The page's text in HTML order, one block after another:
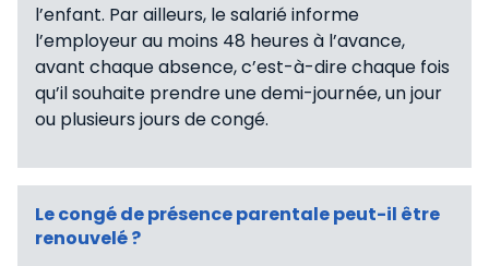
l’enfant. Par ailleurs, le salarié informe
l’employeur au moins 48 heures à l’avance,
avant chaque absence, c’est-à-dire chaque fois
qu’il souhaite prendre une demi-journée, un jour
ou plusieurs jours de congé.
Le congé de présence parentale peut-il être
renouvelé ?